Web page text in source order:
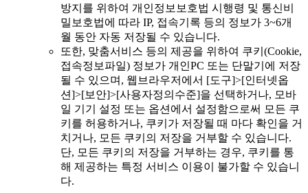
방지를 위하여 개인정보보호법 시행령 및 통신비
밀보호법에 따라 IP, 접속기록 등의 정보가 3~6개
월 동안 자동 저장될 수 있습니다.
또한, 맞춤서비스 등의 제공을 위하여 쿠키(Cookie,
접속정보파일) 정보가 개인PC 또는 단말기에 저장
될 수 있으며, 웹브라우저에서 [도구]>[인터넷옵
션]>[보안]>[사용자정의수준]을 선택하거나, 모바
일 기기 설정 또는 옵션에서 설정함으로써 모든 쿠
키를 허용하거나, 쿠키가 저장될 때 마다 확인을 거
치거나, 모든 쿠키의 저장을 거부할 수 있습니다.
단, 모든 쿠키의 저장을 거부하는 경우, 쿠키를 통
해 제공하는 특정 서비스 이용이 불가할 수 있습니
다.